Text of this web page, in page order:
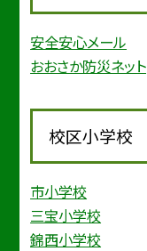
安全安心メール
おおさか防災ネット
校区小学校
市小学校
三宝小学校
錦西小学校